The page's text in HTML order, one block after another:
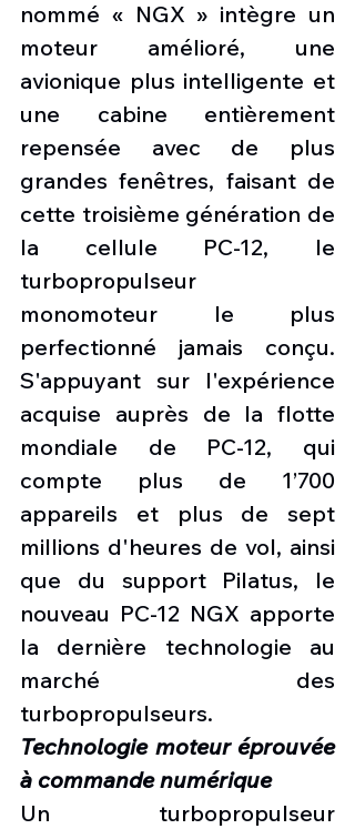
nommé « NGX » intègre un
moteur amélioré, une
avionique plus intelligente et
une cabine entièrement
repensée avec de plus
grandes fenêtres, faisant de
cette troisième génération de
la cellule PC-12, le
turbopropulseur
monomoteur le plus
perfectionné jamais conçu.
S'appuyant sur l'expérience
acquise auprès de la flotte
mondiale de PC-12, qui
compte plus de 1’700
appareils et plus de sept
millions d'heures de vol, ainsi
que du support Pilatus, le
nouveau PC-12 NGX apporte
la dernière technologie au
marché des
turbopropulseurs.
Technologie moteur éprouvée
à commande numérique
Un turbopropulseur